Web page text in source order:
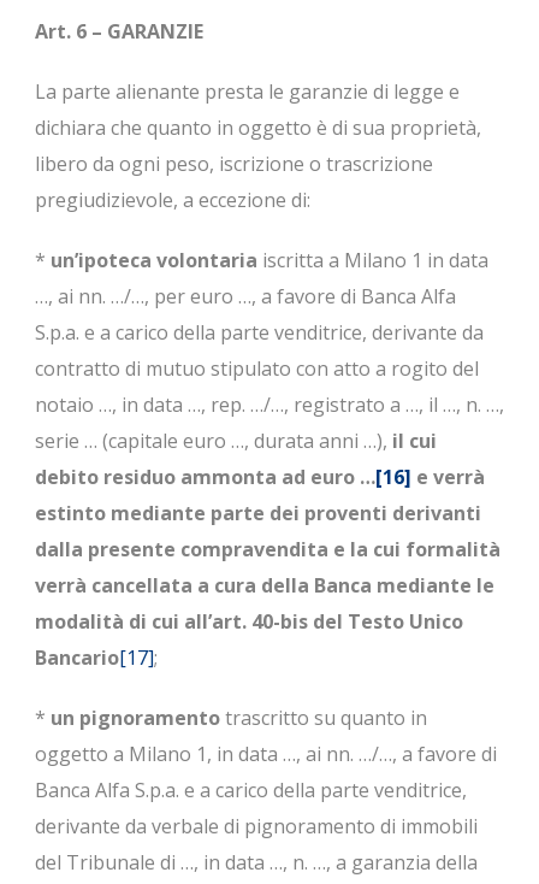
Art. 6 – GARANZIE
La parte alienante presta le garanzie di legge e
dichiara che quanto in oggetto è di sua proprietà,
libero da ogni peso, iscrizione o trascrizione
pregiudizievole, a eccezione di:
* un’ipoteca volontaria iscritta a Milano 1 in data
…, ai nn. …/…, per euro …, a favore di Banca Alfa
S.p.a. e a carico della parte venditrice, derivante da
contratto di mutuo stipulato con atto a rogito del
notaio …, in data …, rep. …/…, registrato a …, il …, n. …,
serie … (capitale euro …, durata anni …), il cui
debito residuo ammonta ad euro …[16] e verrà
estinto mediante parte dei proventi derivanti
dalla presente compravendita e la cui formalità
verrà cancellata a cura della Banca mediante le
modalità di cui all’art. 40-bis del Testo Unico
Bancario[17];
* un pignoramentotrascritto su quanto in
oggetto a Milano 1, in data …, ai nn. …/…, a favore di
Banca Alfa S.p.a. e a carico della parte venditrice,
derivante da verbale di pignoramento di immobili
del Tribunale di …, in data …, n. …, a garanzia della